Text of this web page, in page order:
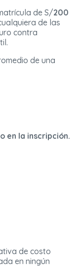
de S/200
de las
contra
de una
en la inscripción.
de costo
en ningún